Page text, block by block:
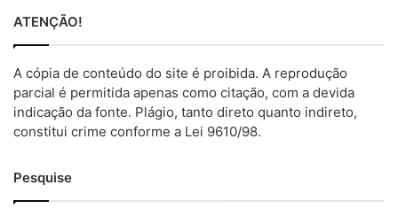
ATENÇÃO!
A cópia de conteúdo do site é proibida. A reprodução
parcial é permitida apenas como citação, com a devida
indicação da fonte. Plágio, tanto direto quanto indireto,
constitui crime conforme a Lei 9610/98.
Pesquise